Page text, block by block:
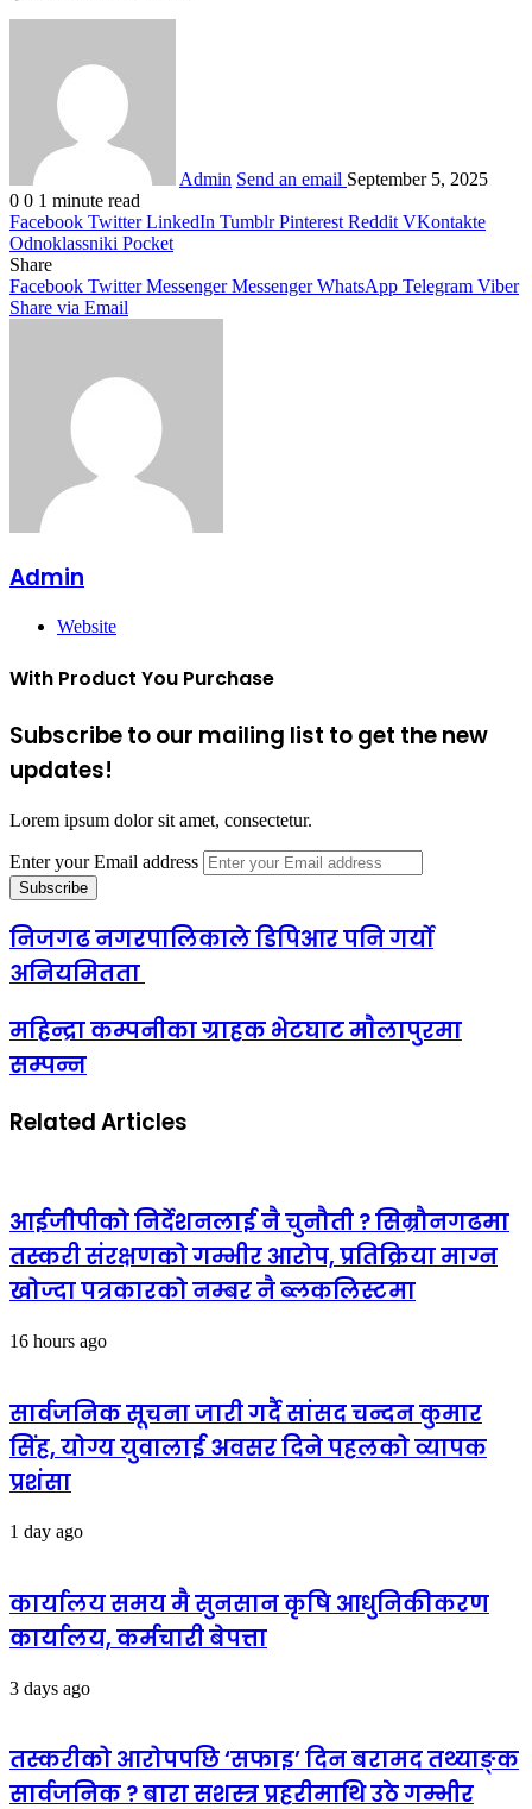
Admin Send an email September 5, 2025
0 0 1 minute read
Facebook Twitter LinkedIn Tumblr Pinterest Reddit VKontakte
Odnoklassniki Pocket
Share
Facebook Twitter Messenger Messenger WhatsApp Telegram Viber
Share via Email
Admin
Website
With Product You Purchase
Subscribe to our mailing list to get the new
updates!
Lorem ipsum dolor sit amet, consectetur.
Enter your Email address
निजगढ नगरपालिकाले डिपिआर पनि गर्यो
अनियमितता
महिन्द्रा कम्पनीका ग्राहक भेटघाट माैलापुरमा
सम्पन्न
Related Articles
आईजीपीको निर्देशनलाई नै चुनौती ? सिम्रौनगढमा
तस्करी संरक्षणको गम्भीर आरोप, प्रतिक्रिया माग्न
खोज्दा पत्रकारको नम्बर नै ब्लकलिस्टमा
16 hours ago
सार्वजनिक सूचना जारी गर्दै सांसद चन्दन कुमार
सिंह, योग्य युवालाई अवसर दिने पहलको व्यापक
प्रशंसा
1 day ago
कार्यालय समय मै सुनसान कृषि आधुनिकीकरण
कार्यालय, कर्मचारी बेपत्ता
3 days ago
तस्करीको आरोपपछि ‘सफाइ’ दिन बरामद तथ्याङ्क
सार्वजनिक ? बारा सशस्त्र प्रहरीमाथि उठे गम्भीर